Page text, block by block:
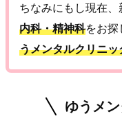
ちなみにもし現在
内科・精神科をお探
うメンタルクリニッ
ゆうメ